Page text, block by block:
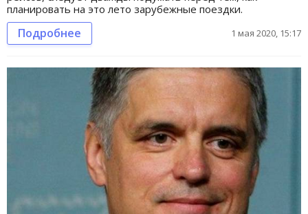
планировать на это лето зарубежные поездки.
Подробнее 1 мая 2020, 15:17